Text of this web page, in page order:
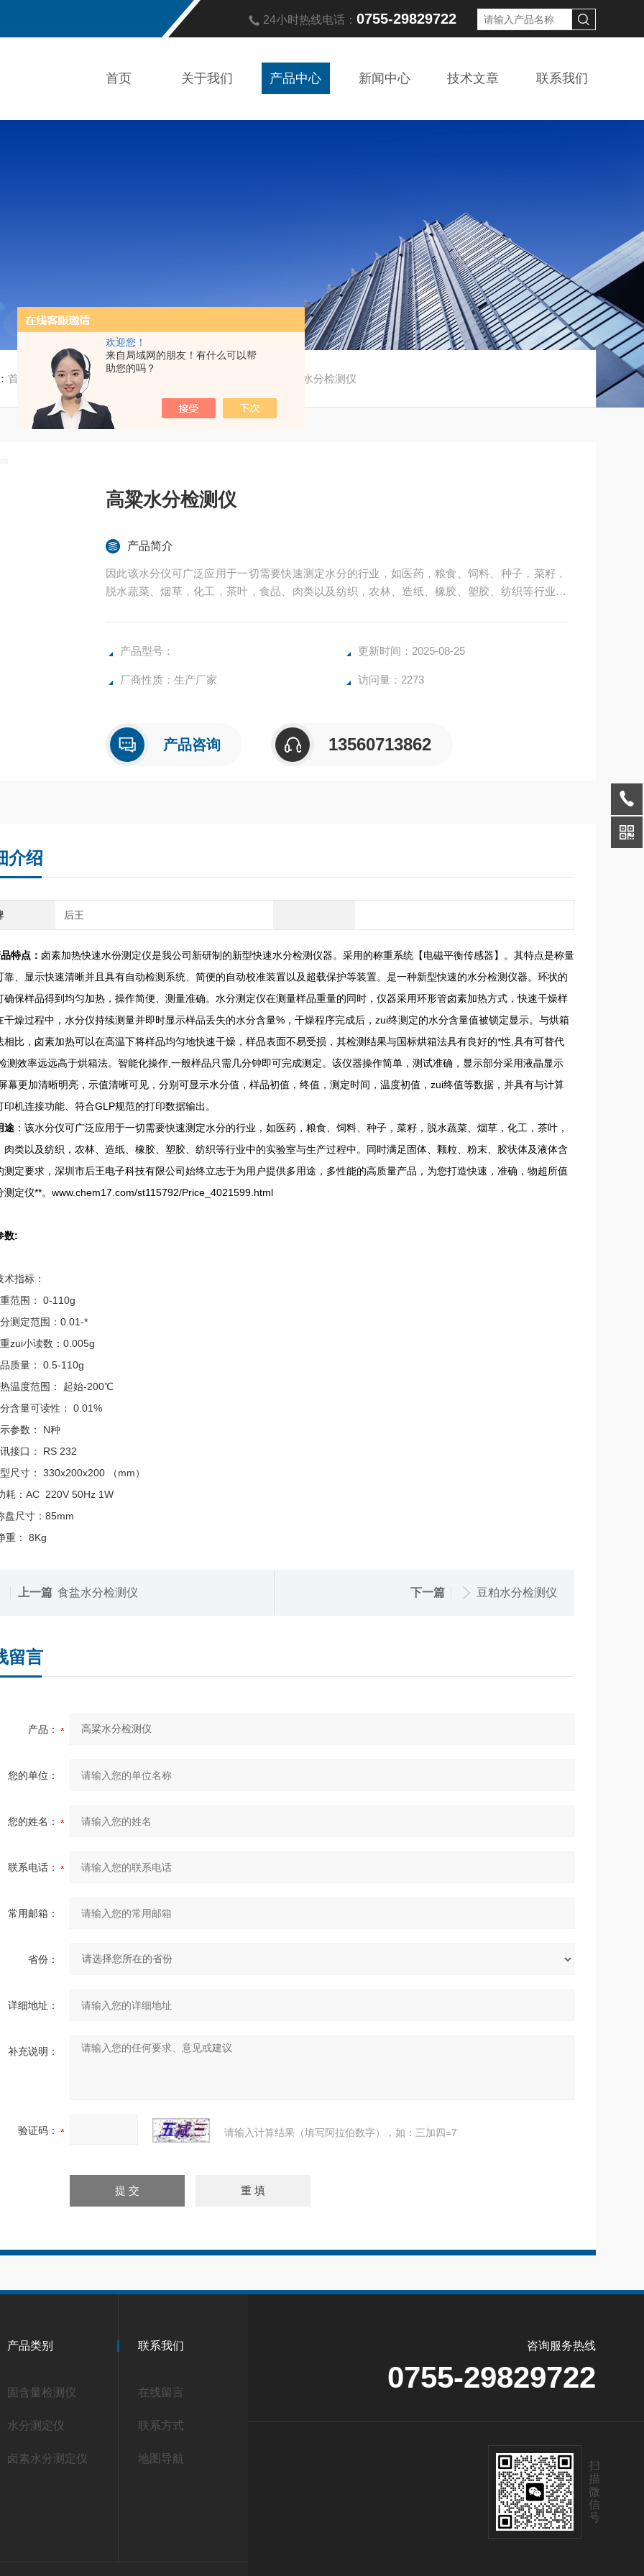
欢迎您！
来自局域网的朋友！有什么可以帮
助您的吗？
24小时热线电话： 0755-29829722
首页 关于我们 产品中心 新闻中心 技术文章 联系我们
首页 产品中心/ / 高粱水分检测仪
高粱水分检测仪
产品简介
因此该水分仪可广泛应用于一切需要快速测定水分的行业，如医药，粮食、饲料、种子，菜籽，
脱水蔬菜、烟草，化工，茶叶，食品、肉类以及纺织，农林、造纸、橡胶、塑胶、纺织等行业中
确，物超所值的水分测定仪**。
产品型号： 更新时间：2025-08-25
厂商性质：生产厂家 访问量：2273
产品咨询 13560713862
介绍
后王
特点： 卤素加热快速水份测定仪是我公司新研制的新型快速水分检测仪器。采用的称重系统【电磁平衡传感器】。其特点是称量
靠、显示快速清晰并且具有自动检测系统、简便的自动校准装置以及超载保护等装置。是一种新型快速的水分检测仪器。环状的
确保样品得到均匀加热，操作简便、测量准确。水分测定仪在测量样品重量的同时，仪器采用环形管卤素加热方式，快速干燥样
干燥过程中，水分仪持续测量并即时显示样品丢失的水分含量%，干燥程序完成后，zui终测定的水分含量值被锁定显示。与烘箱
相比，卤素加热可以在高温下将样品均匀地快速干燥，样品表面不易受损，其检测结果与国标烘箱法具有良好的*性,具有可替代
测效率远远高于烘箱法。智能化操作,一般样品只需几分钟即可完成测定。该仪器操作简单，测试准确，显示部分采用液晶显示
幕更加清晰明亮，示值清晰可见，分别可显示水分值，样品初值，终值，测定时间，温度初值，zui终值等数据，并具有与计算
印机连接功能、符合GLP规范的打印数据输出。
途：该水分仪可广泛应用于一切需要快速测定水分的行业，如医药，粮食、饲料、种子，菜籽，脱水蔬菜、烟草，化工，茶叶，
肉类以及纺织，农林、造纸、橡胶、塑胶、纺织等行业中的实验室与生产过程中。同时满足固体、颗粒、粉末、胶状体及液体含
测定要求，深圳市后王电子科技有限公司始终立志于为用户提供多用途，多性能的高质量产品，为您打造快速，准确，物超所值
测定仪**。www.chem17.com/st115792/Price_4021599.html
数:
术指标：
范围： 0-110g
测定范围：0.01-*
zui小读数：0.005g
质量： 0.5-110g
温度范围： 起始-200℃
含量可读性： 0.01%
参数： N种
接口： RS 232
尺寸： 330x200x200 （mm）
耗：AC 220V 50Hz 1W
盘尺寸：85mm
重： 8Kg
上一篇 食盐水分检测仪 下一篇 豆粕水分检测仪
留言
产品：
您的单位：
您的姓名：
联系电话：
常用邮箱：
省份：
详细地址：
补充说明：
验证码： 请输入计算结果（填写阿拉伯数字），如：三加四=7
产品类别
固含量检测仪
水分测定仪
卤素水分测定仪
联系我们
在线留言
联系方式
地图导航
咨询服务热线
0755-29829722
扫
描
微
信
号